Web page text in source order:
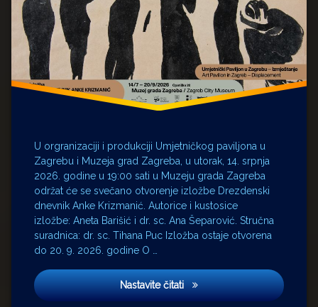
U orgranizaciji i produkciji Umjetničkog paviljona u
Zagrebu i Muzeja grad Zagreba, u utorak, 14. srpnja
2026. godine u 19:00 sati u Muzeju grada Zagreba
održat će se svečano otvorenje izložbe Drezdenski
dnevnik Anke Krizmanić. Autorice i kustosice
izložbe: Aneta Barišić i dr. sc. Ana Šeparović. Stručna
suradnica: dr. sc. Tihana Puc Izložba ostaje otvorena
do 20. 9. 2026. godine O …
Nastavite čitatiOtvorenje izložbe